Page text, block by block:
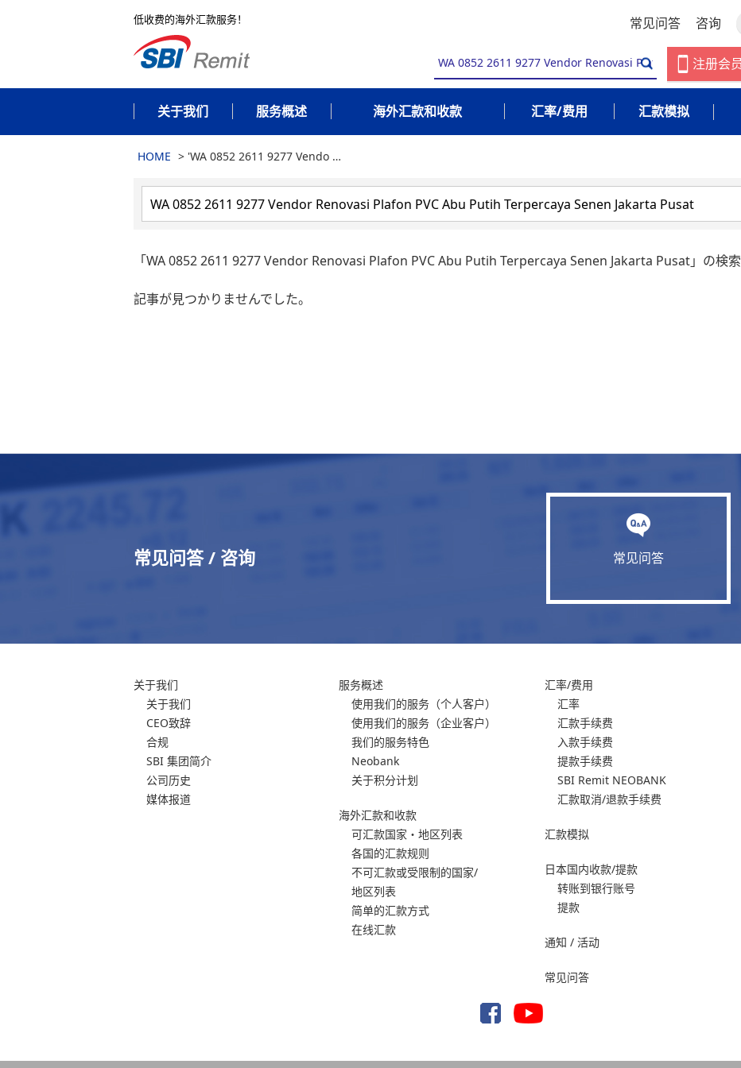
低收费的海外汇款服务！ 常见问答 咨询
注册会
关于我们 服务概述 海外汇款和收款 汇率/费用 汇款模拟
HOME > 'WA 0852 2611 9277 Vendo …
「WA 0852 2611 9277 Vendor Renovasi Plafon PVC Abu Putih Terpercaya Senen Jakarta Pusat」の検
記事が見つかりませんでした。
常见问答 / 咨询 常见问答
关于我们
关于我们
CEO致辞
合规
SBI 集团简介
公司历史
媒体报道
服务概述
使用我们的服务 （个人客户）
使用我们的服务 （企业客户）
我们的服务特色
Neobank
关于积分计划
海外汇款和收款
可汇款国家・地区列表
各国的汇款规则
不可汇款或受限制的国家/
地区列表
简单的汇款方式
在线汇款
汇率/费用
汇率
汇款手续费
入款手续费
提款手续费
SBI Remit NEOBANK
汇款取消/退款手续费
汇款模拟
日本国内收款/提款
转账到银行账号
提款
通知 / 活动
常见问答